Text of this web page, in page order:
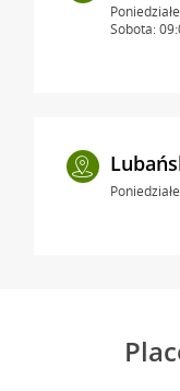
Sobota: